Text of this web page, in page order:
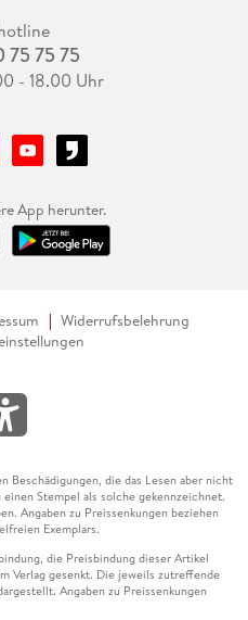
75 75 75
- 18.00 Uhr
App herunter.
Widerrufsbelehrung
Beschädigungen, die das Lesen aber nicht
Stempel als solche gekennzeichnet.
Angaben zu Preissenkungen beziehen
Exemplars.
die Preisbindung dieser Artikel
Verlag gesenkt. Die jeweils zutreffende
Angaben zu Preissenkungen